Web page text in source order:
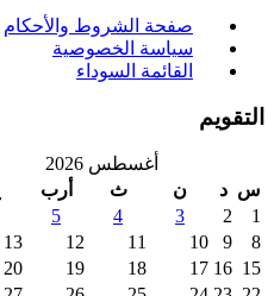
صفحة الشروط والأحكام
سياسة الخصوصية
القائمة السوداء
أغسطس 2026
د
ن
10
16
17